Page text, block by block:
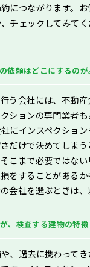
につながります。
チェックしてみてく
依頼はどこにするのが
う会社には、不動
ションの専門業者
にインスペクショ
だけで決めてしま
こまで必要ではな
をすることがある
会社を選ぶときは
、検査する建物の特
、過去に携わって